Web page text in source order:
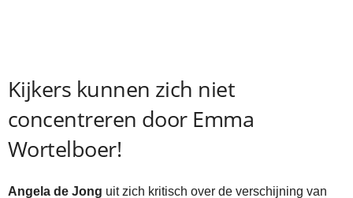
Kijkers kunnen zich niet
concentreren door Emma
Wortelboer!
Angela de Jong uit zich kritisch over de verschijning van